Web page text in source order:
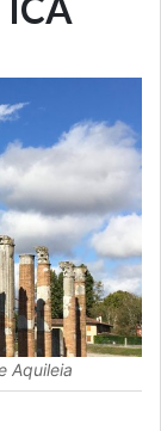
Aquileia